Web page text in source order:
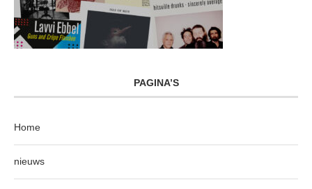
PAGINA’S
Home
nieuws